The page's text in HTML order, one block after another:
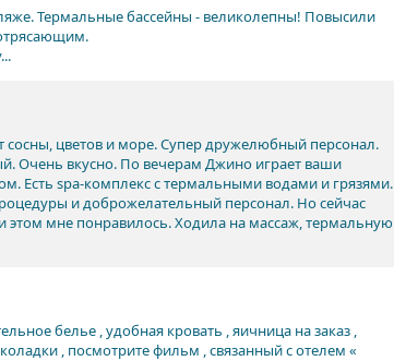
Термальные бассейны - великолепны! Повысили
цветов и море. Супер дружелюбный персонал.
Очень вкусно. По вечерам Джино играет ваши
Есть spa-комплекс с термальными водами и грязями.
и доброжелательный персонал. Но сейчас
этом мне понравилось. Ходила на массаж, термальную
белье , удобная кровать , яичница на заказ ,
, посмотрите фильм , связанный с отелем «